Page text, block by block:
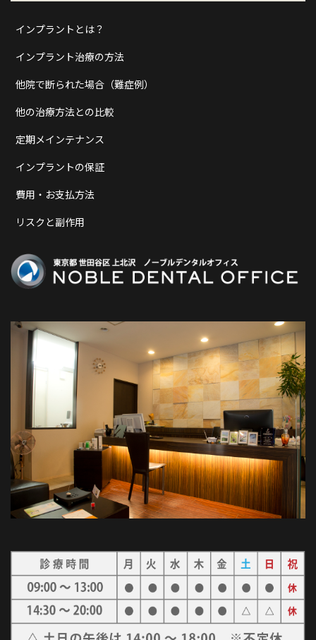
インプラントとは？
インプラント治療の方法
他院で断られた場合（難症例）
他の治療方法との比較
定期メインテナンス
インプラントの保証
費用・お支払方法
リスクと副作用